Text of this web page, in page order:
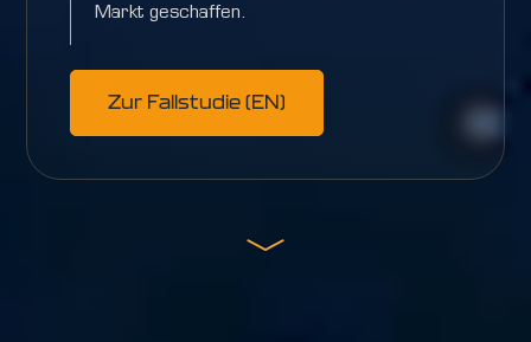
Markt geschaffen.
Zur Fallstudie (EN)